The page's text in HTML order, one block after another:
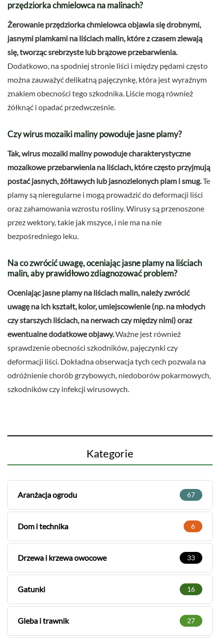
przędziorka chmielowca na malinach?
Żerowanie przędziorka chmielowca objawia się drobnymi,
jasnymi plamkami na liściach malin, które z czasem zlewają
się, tworząc srebrzyste lub brązowe przebarwienia.
Dodatkowo, na spodniej stronie liści i między pędami często
można zauważyć delikatną pajęczynkę, która jest wyraźnym
znakiem obecności tego szkodnika. Liście mogą również
żółknąć i opadać przedwcześnie.
Czy wirus mozaiki maliny powoduje jasne plamy?
Tak, wirus mozaiki maliny powoduje charakterystyczne
mozaikowe przebarwienia na liściach, które często przyjmują
postać jasnych, żółtawych lub jasnozielonych plam i smug.Te
plamy są nieregularne i mogą prowadzić do deformacji liści
oraz zahamowania wzrostu rośliny. Wirusy są przenoszone
przez wektory, takie jak mszyce, i nie ma na nie
bezpośredniego leku.
Na co zwrócić uwagę, oceniając jasne plamy na liściach
malin, aby prawidłowo zdiagnozować problem?
Oceniając jasne plamy na liściach malin, należy zwrócić
uwagę na ich kształt, kolor, umiejscowienie (np. na młodych
czy starszych liściach, na nerwach czy między nimi) oraz
ewentualne dodatkowe objawy.Ważne jest również
sprawdzenie obecności szkodników, pajęczynki czy
deformacji liści. Dokładna obserwacja tych cech pozwala na
odróżnienie chorób grzybowych, niedoborów pokarmowych,
szkodników czy infekcji wirusowych.
Kategorie
Aranżacja ogrodu 67
Dom i technika 6
Drzewa i krzewa owocowe 33
Gatunki 16
Gleba i trawnik 27